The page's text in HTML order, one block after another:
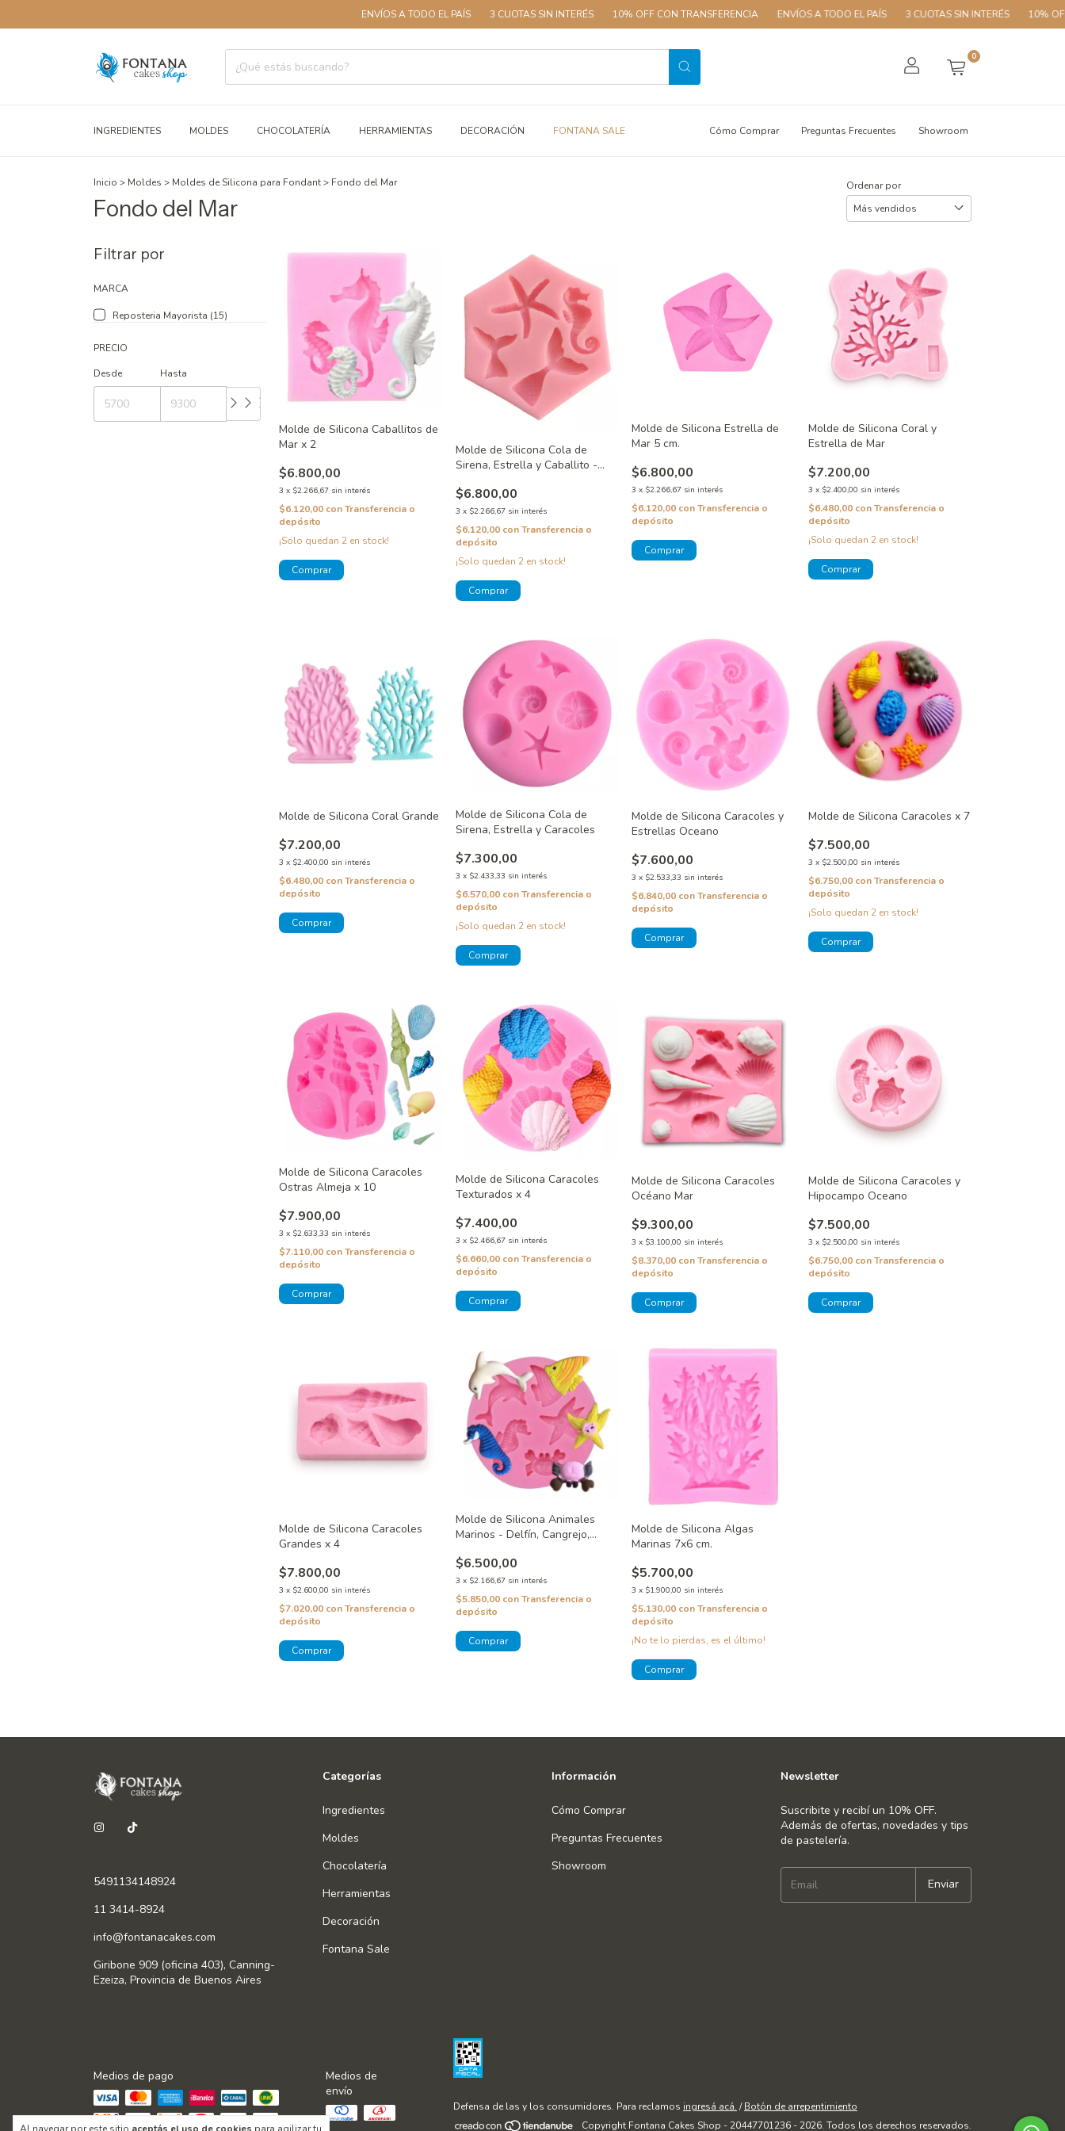
ENVÍOS A TODO EL PAÍS 3 CUOTAS SIN INTERÉS 10% OFF CON TRANSFERENCIA ENVÍOS A TODO EL PAÍS 3 CUOTAS SIN INTERÉS 10% OFF CON
0
INGREDIENTES MOLDES CHOCOLATERÍA HERRAMIENTAS DECORACIÓN FONTANA SALE Cómo Comprar Preguntas Frecuentes Showroom
Inicio > Moldes > Moldes de Silicona para Fondant> Fondo del Mar
Fondo del Mar
Ordenar por
Filtrar por
MARCA
Reposteria Mayorista (15)
PRECIO
Desde
Hasta
Molde de Silicona Caballitos de
Mar x 2
$6.800,00
3 x $2.266,67 sin interés
$6.120,00 con Transferencia o
depósito
¡Solo quedan 2 en stock!
Molde de Silicona Cola de
Sirena, Estrella y Caballito -
$6.800,00
3 x $2.266,67 sin interés
$6.120,00 con Transferencia o
depósito
¡Solo quedan 2en stock!
Molde de Silicona Estrella de
Mar 5 cm.
$6.800,00
3 x $2.266,67 sin interés
$6.120,00 conTransferencia o
depósito
Molde de Silicona Coral y
Estrella de Mar
$7.200,00
3 x $2.400,00 sin interés
$6.480,00 con Transferencia o
depósito
¡Solo quedan 2en stock!
Molde de Silicona Coral Grande
$7.200,00
3 x $2.400,00 sin interés
$6.480,00 con Transferencia o
depósito
Molde de Silicona Cola de
Sirena, Estrella y Caracoles
$7.300,00
3 x $2.433,33 sin interés
$6.570,00 con Transferencia o
depósito
¡Solo quedan 2en stock!
Molde de Silicona Caracoles y
Estrellas Oceano
$7.600,00
3 x $2.533,33 sin interés
$6.840,00 conTransferencia o
depósito
Molde de Silicona Caracoles x 7
$7.500,00
3 x $2.500,00 sin interés
$6.750,00 con Transferencia o
depósito
¡Solo quedan 2en stock!
Molde de Silicona Caracoles
Ostras Almeja x 10
$7.900,00
3 x $2.633,33 sin interés
$7.110,00 con Transferencia o
depósito
Molde de Silicona Caracoles
Texturados x 4
$7.400,00
3 x $2.466,67 sin interés
$6.660,00 con Transferencia o
depósito
Molde de Silicona Caracoles
Océano Mar
$9.300,00
3 x $3.100,00 sin interés
$8.370,00 conTransferencia o
depósito
Molde de Silicona Caracoles y
Hipocampo Oceano
$7.500,00
3 x $2.500,00 sin interés
$6.750,00 con Transferencia o
depósito
Molde de Silicona Caracoles
Grandes x 4
$7.800,00
3 x $2.600,00 sin interés
$7.020,00 con Transferencia o
depósito
Molde de Silicona Animales
Marinos - Delfín, Cangrejo,
$6.500,00
3 x $2.166,67 sin interés
$5.850,00 con Transferencia o
depósito
Molde de Silicona Algas
Marinas 7x6 cm.
$5.700,00
3 x $1.900,00 sin interés
$5.130,00 conTransferencia o
depósito
¡No te lo pierdas, es el último!
5491134148924
11 3414-8924
info@fontanacakes.com
Giribone 909 (oficina 403), Canning-
Ezeiza, Provincia de Buenos Aires
Categorías
Ingredientes
Moldes
Chocolatería
Herramientas
Decoración
Fontana Sale
Información
Cómo Comprar
Preguntas Frecuentes
Showroom
Newsletter
Suscribite y recibí un 10% OFF.
Además de ofertas, novedades y tips
de pastelería.
Medios de pago
Medios de
envío
Defensa de las y los consumidores. Para reclamos ingresá acá. / Botón de arrepentimiento
Copyright Fontana Cakes Shop - 20447701236 - 2026. Todos los derechos reservados.